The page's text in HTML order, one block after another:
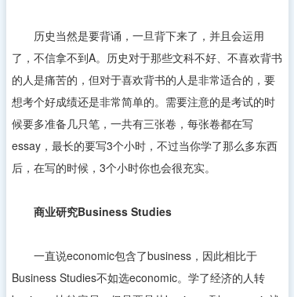
历史当然是要背诵，一旦背下来了，并且会运用
了，不信拿不到A。历史对于那些文科不好、不喜欢背书
的人是痛苦的，但对于喜欢背书的人是非常适合的，要
想考个好成绩还是非常简单的。需要注意的是考试的时
候要多准备几只笔，一共有三张卷，每张卷都在写
essay，最长的要写3个小时，不过当你学了那么多东西
后，在写的时候，3个小时你也会很充实。
商业研究Business Studies
一直说economic包含了business，因此相比于
Business Studies不如选economic。学了经济的人转